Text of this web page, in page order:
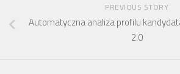
PREVIOUS STORY
Automatyczna analiza profilu
2.0